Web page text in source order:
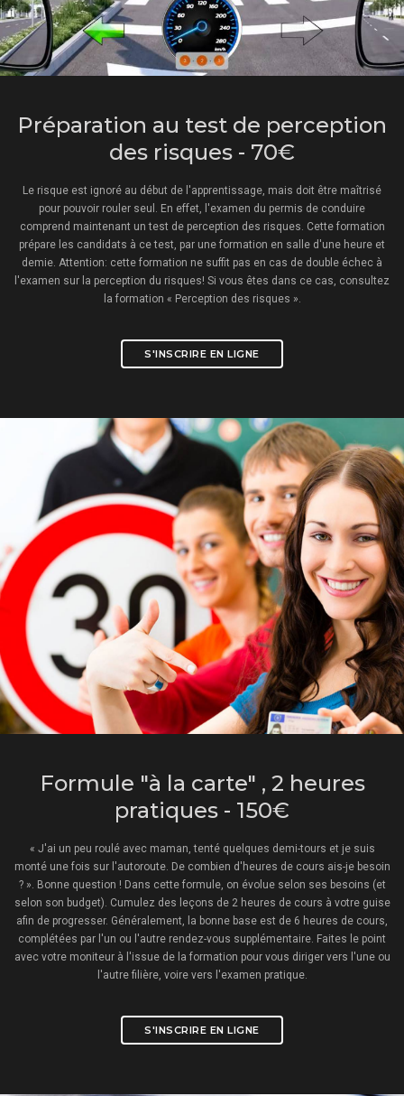
Préparation au test de perception
des risques - 70€
Le risque est ignoré au début de l'apprentissage, mais doit être maîtrisé
pour pouvoir rouler seul. En effet, l'examen du permis de conduire
comprend maintenant un test de perception des risques. Cette formation
prépare les candidats à ce test, par une formation en salle d'une heure et
demie. Attention: cette formation ne suffit pas en cas de double échec à
l'examen sur la perception du risques! Si vous êtes dans ce cas, consultez
la formation « Perception des risques ».
S'INSCRIRE EN LIGNE
Formule "à la carte" , 2 heures
pratiques - 150€
« J'ai un peu roulé avec maman, tenté quelques demi-tours et je suis
monté une fois sur l'autoroute. De combien d'heures de cours ais-je besoin
? ». Bonne question ! Dans cette formule, on évolue selon ses besoins (et
selon son budget). Cumulez des leçons de 2 heures de cours à votre guise
afin de progresser. Généralement, la bonne base est de 6 heures de cours,
complétées par l'un ou l'autre rendez-vous supplémentaire. Faites le point
avec votre moniteur à l'issue de la formation pour vous diriger vers l'une ou
l'autre filière, voire vers l'examen pratique.
S'INSCRIRE EN LIGNE